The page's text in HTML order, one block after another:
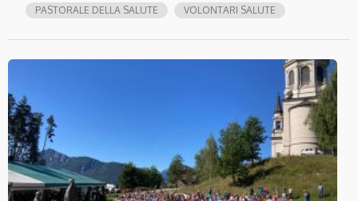
PASTORALE DELLA SALUTE
VOLONTARI SALUTE